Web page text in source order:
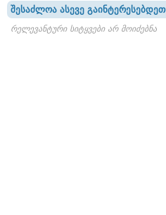
შესაძლოა ასევე გაინტერესებდეთ
რელევანტური სიტყვები არ მოიძებნა